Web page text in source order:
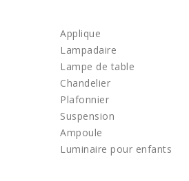
Applique
Lampadaire
Lampe de table
Chandelier
Plafonnier
Suspension
Ampoule
Luminaire pour enfants